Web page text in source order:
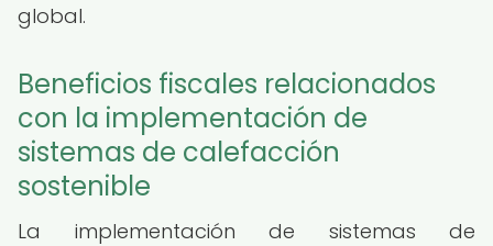
global.
Beneficios fiscales relacionados
con la implementación de
sistemas de calefacción
sostenible
La implementación de sistemas de